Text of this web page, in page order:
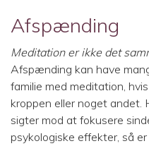
Afspænding
Meditation er ikke det
Afspænding kan have
familie med meditation,
kroppen eller noget andet.
sigter mod at fokusere
psykologiske effekter, så